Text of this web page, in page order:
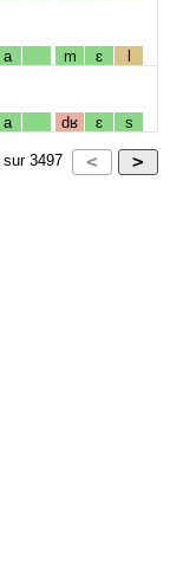
a m ɛ l
a dʁ ɛ s
sur 3497